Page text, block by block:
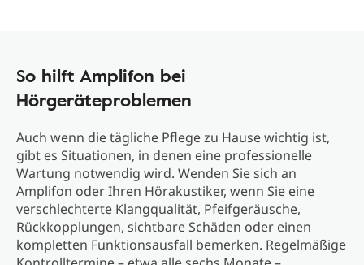
So hilft Amplifon bei
Hörgeräteproblemen
Auch wenn die tägliche Pflege zu Hause wichtig ist,
gibt es Situationen, in denen eine professionelle
Wartung notwendig wird. Wenden Sie sich an
Amplifon oder Ihren Hörakustiker, wenn Sie eine
verschlechterte Klangqualität, Pfeifgeräusche,
Rückkopplungen, sichtbare Schäden oder einen
kompletten Funktionsausfall bemerken. Regelmäßige